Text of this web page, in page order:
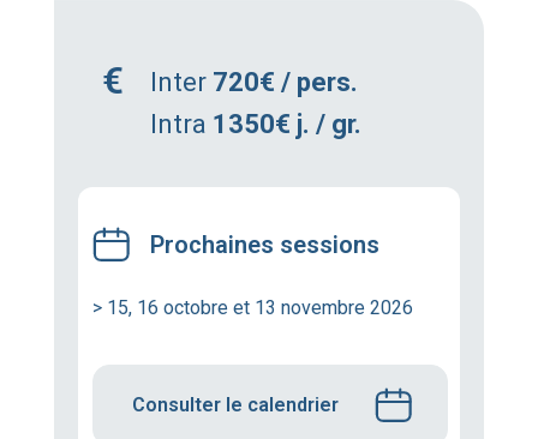
Inter 720€ / pers.
Intra 1350€ j. / gr.
Prochaines sessions
> 15, 16 octobre et 13 novembre 2026
Consulter le calendrier